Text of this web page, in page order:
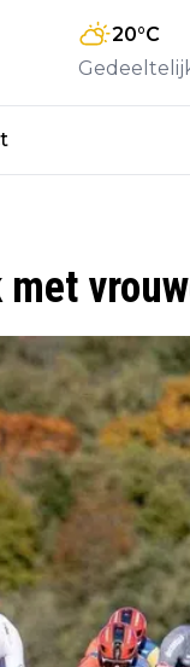
20°C
met